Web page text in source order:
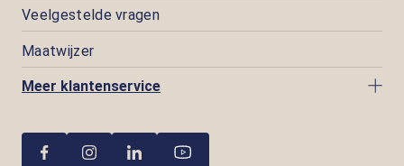
Veelgestelde vragen
Maatwijzer
Meer klantenservice